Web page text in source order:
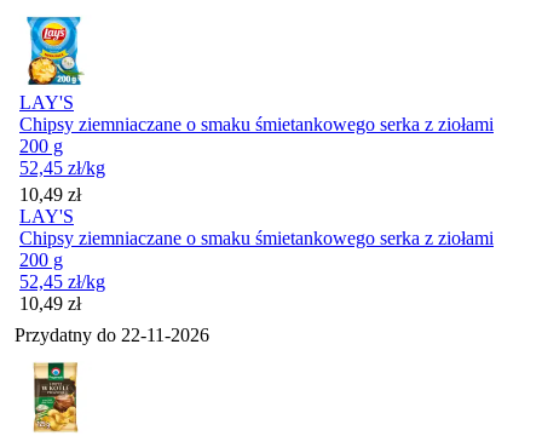
LAY'S
Chipsy ziemniaczane o smaku śmietankowego serka z ziołami
200 g
52,45 zł/kg
Cena
10,49 zł
LAY'S
Chipsy ziemniaczane o smaku śmietankowego serka z ziołami
200 g
52,45 zł/kg
Cena
10,49 zł
Przydatny do 22-11-2026